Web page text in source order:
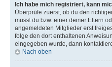
Ich habe mich registriert, kann
Überprüfe zuerst, ob du den
musst du bzw. einer deiner Eltern
angemeldeten Mitglieder erst
folge den dort enthaltenen
eingegeben wurde, dann
Nach oben